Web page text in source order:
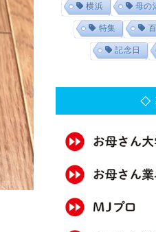
横浜 母の
特集
記念日
◇